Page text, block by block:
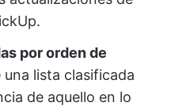
por orden de
una lista clasificada
de aquello en lo